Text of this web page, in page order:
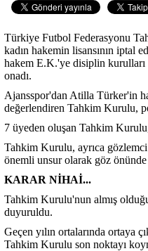
Türkiye Futbol Federasyonu
kadın hakemin lisansının iptal
hakem E.K.'ye disiplin kurulları
onadı.
Ajansspor'dan Atilla Türker'in
değerlendiren Tahkim Kurulu,
7 üyeden oluşan Tahkim
Tahkim Kurulu, ayrıca gözlemci
önemli unsur olarak göz
KARAR NİHAİ...
Tahkim Kurulu'nun almış
duyuruldu.
Geçen yılın ortalarında ortaya
Tahkim Kurulu son noktayı